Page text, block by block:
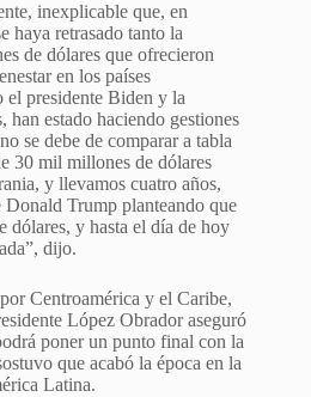
inexplicable que, en
haya retrasado tanto la
de dólares que ofrecieron
en los países
el presidente Biden y la
estado haciendo gestiones
se debe de comparar a tabla
30 mil millones de dólares
y llevamos cuatro años,
Donald Trump planteando que
dólares, y hasta el día de hoy
dijo.
Centroamérica y el Caribe,
López Obrador aseguró
poner un punto final con la
que acabó la época en la
Latina.